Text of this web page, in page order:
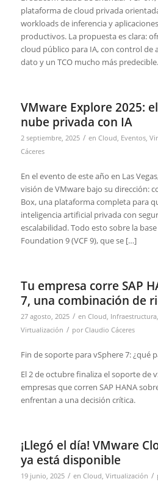
plataforma de cloud privada
workloads de inferencia y
productivos. La propuesta es clara:
cloud público para IA, con control de
dato y un TCO mucho más
VMware Explore 2025:
nube privada con IA
2 septiembre, 2025 / en Cloud, Eventos,
Cáceres
En el evento de este año en Las
visión de VMware bajo su dirección:
Box, una plataforma completa para
inteligencia artificial privada con
escalabilidad. Todo esto sobre la
Foundation 9 (VCF 9), que se […]
Tu empresa corre SAP
7, una combinación de
27 agosto, 2025 / en Cloud, Infraestructura,
Virtualización / porClaudio Cáceres
Fin de soporte para vSphere 7: ¿qué
El 2 de octubre finaliza el soporte de
empresas que corren SAP HANA
enfrentan a una decisión crítica.
¡Llegó el día! VMware
ya está disponible
19 junio, 2025 / en Cloud, Virtualización /